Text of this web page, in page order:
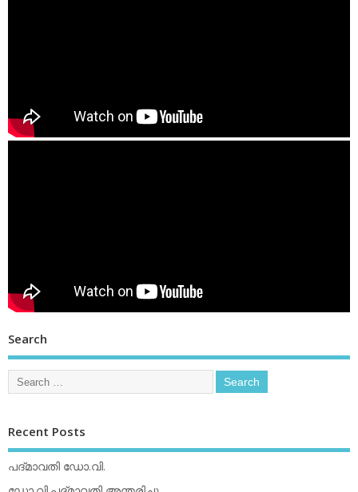
Search
Recent Posts
പദ്മാവതി ഡോ.വി.